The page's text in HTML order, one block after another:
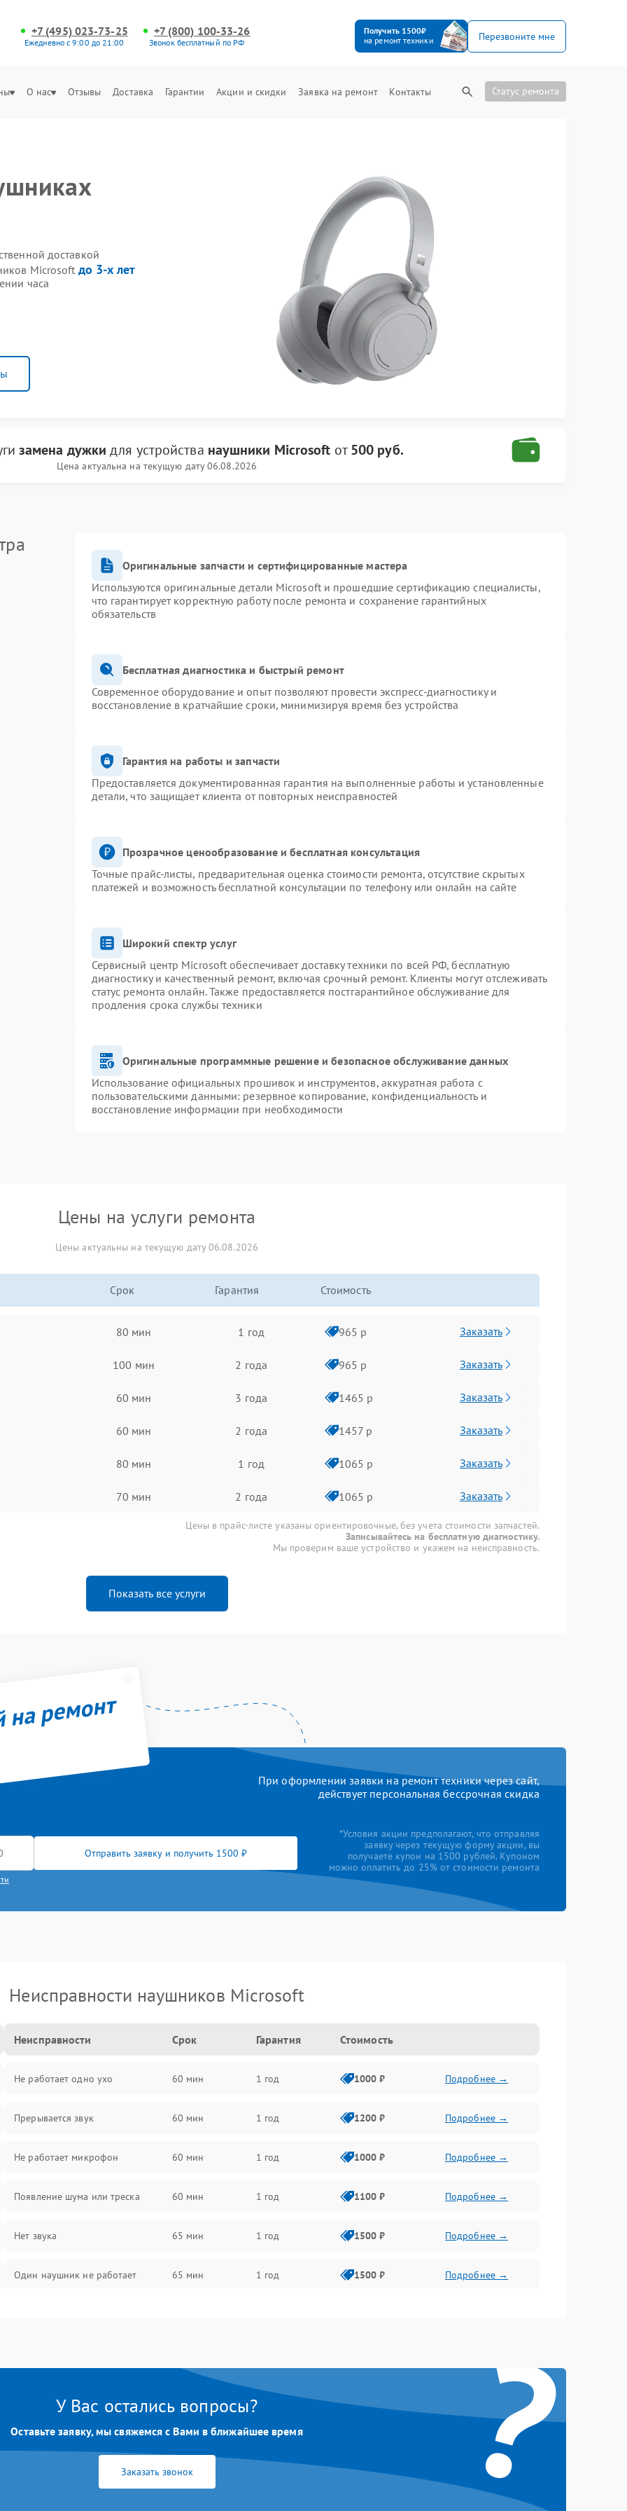
+7 (495) 023-73-25
Ежедневно с 9:00 до 21:00
+7 (800) 100-33-26
Звонок бесплатный по РФ
Получить 1500₽
на ремонт техники
Перезвоните мне
О нас Отзывы Доставка Гарантии Акции и скидки Заявка на ремонт Контакты Статус ремонта
доставкой
Microsoft до 3-х лет
часа
замена дужки для устройства наушники Microsoft от500 руб.
Цена актуальна на текущую дату 06.08.2026
Оригинальные запчасти и сертифицированные мастера
Используются оригинальные детали Microsoft и прошедшие сертификацию специалисты,
что гарантирует корректную работу после ремонта и сохранение гарантийных
обязательств
Бесплатная диагностика и быстрый ремонт
Современное оборудование и опыт позволяют провести экспресс-диагностику и
восстановление в кратчайшие сроки, минимизируя время без устройства
Гарантия на работы и запчасти
Предоставляется документированная гарантия на выполненные работы и установленные
детали, что защищает клиента от повторных неисправностей
Прозрачное ценообразование и бесплатная консультация
Точные прайс-листы, предварительная оценка стоимости ремонта, отсутствие скрытых
платежей и возможность бесплатной консультации по телефону или онлайн на сайте
Широкий спектр услуг
Сервисный центр Microsoft обеспечивает доставку техники по всей РФ, бесплатную
диагностику и качественный ремонт, включая срочный ремонт. Клиенты могут отслеживать
статус ремонта онлайн. Также предоставляется постгарантийное обслуживание для
продления срока службы техники
Оригинальные программные решение и безопасное обслуживание данных
Использование официальных прошивок и инструментов, аккуратная работа с
пользовательскими данными: резервное копирование, конфиденциальность и
восстановление информации при необходимости
Цены на услуги ремонта
Цены актуальны на текущую дату 06.08.2026
Срок Гарантия Стоимость
80 мин 1 год 965 р Заказать
100 мин 2 года 965 р Заказать
60 мин 3 года 1465 р Заказать
60 мин 2 года 1457 р Заказать
80 мин 1 год 1065 р Заказать
70 мин 2 года 1065 р Заказать
Цены в прайс-листе указаны ориентировочные, без учета стоимости запчастей.
Записывайтесь на бесплатную диагностику.
Мы проверим ваше устройство и укажем на неисправность.
Показать все услуги
ремонт
При оформлении заявки на ремонт техники через сайт,
действует персональная бессрочная скидка
Отправить заявку и получить 1500 ₽
*Условия акции предполагают, что отправляя
заявку через текущую форму акции, вы
получаете купон на 1500 рублей. Купоном
можно оплатить до 25% от стоимости ремонта
Неисправности наушников Microsoft
Неисправности Срок Гарантия Стоимость
Не работает одно ухо 60 мин 1 год 1000 ₽ Подробнее →
Прерывается звук 60 мин 1 год 1200 ₽ Подробнее →
Не работает микрофон 60 мин 1 год 1000 ₽ Подробнее →
Появление шума или треска 60 мин 1 год 1100 ₽ Подробнее →
Нет звука 65 мин 1 год 1500 ₽ Подробнее →
Один наушник не работает 65 мин 1 год 1500 ₽ Подробнее →
1 год ?
У Вас остались вопросы?
Оставьте заявку, мы свяжемся с Вами в ближайшее время
Заказать звонок